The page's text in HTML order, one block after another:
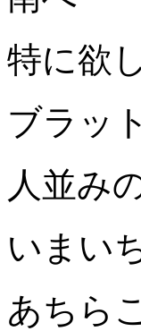
特に欲
ブラッ
人並み
いまい
あちら